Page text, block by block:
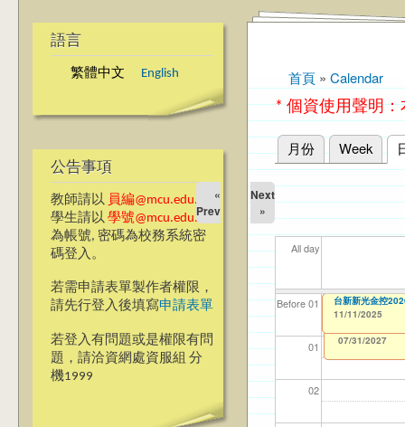
語言
繁體中文 English
公告事項
教師請以 員編@mcu.edu.tw
學生請以 學號@mcu.edu.tw
為帳號, 密碼為校務系統密
碼登入。
若需申請表單製作者權限，
請先行登入後填寫申請表單
若登入有問題或是權限有問
題，請洽資網處資服組 分
機1999
您在這裡
首頁 » Calendar
* 個資使用聲明
主要索引標籤
月份 Week
«
Prev
Next
»
All day
Before 01
01
02
【資網處】
整合系統～表單
12/31/2027
【財務處】工讀
11/12/2021
【財務處】漏打
錄
07/31/2027
114
114
114
【學
114
【資訊網路處】
11/06/2025
台新新光金控
11/11/2025